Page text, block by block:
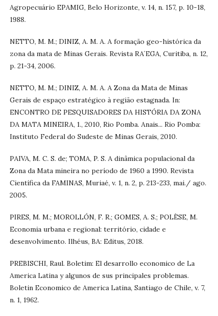
Agropecuário EPAMIG, Belo Horizonte, v. 14, n. 157, p. 10-18,
1988.
NETTO, M. M.; DINIZ, A. M. A. A formação geo-histórica da
zona da mata de Minas Gerais. Revista RA´EGA, Curitiba, n. 12,
p. 21-34, 2006.
NETTO, M. M.; DINIZ, A. M. A. A Zona da Mata de Minas
Gerais de espaço estratégico à região estagnada. In:
ENCONTRO DE PESQUISADORES DA HISTÓRIA DA ZONA
DA MATA MINEIRA, 1., 2010, Rio Pomba. Anais... Rio Pomba:
Instituto Federal do Sudeste de Minas Gerais, 2010.
PAIVA, M. C. S. de; TOMA, P. S. A dinâmica populacional da
Zona da Mata mineira no período de 1960 a 1990. Revista
Científica da FAMINAS, Muriaé, v. 1, n. 2, p. 213-233, mai./ ago.
2005.
PIRES, M. M.; MOROLLÓN, F. R.; GOMES, A. S.; POLÈSE, M.
Economia urbana e regional: território, cidade e
desenvolvimento. Ilhéus, BA: Editus, 2018.
PREBISCHI, Raul. Boletim: El desarrollo economico de La
America Latina y algunos de sus principales problemas.
Boletin Economico de America Latina, Santiago de Chile, v. 7,
n. 1, 1962.